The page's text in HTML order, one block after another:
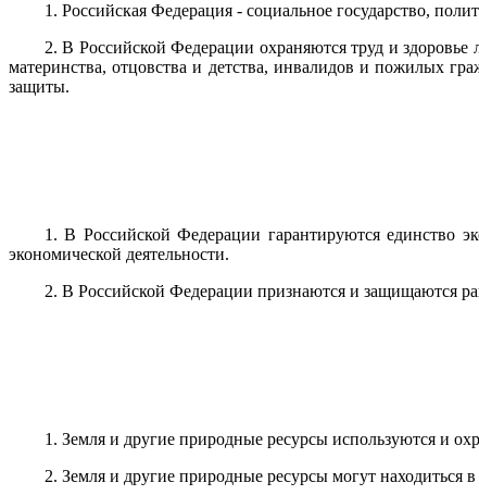
1. Российская Федерация - социальное государство,
2. В Российской Федерации охраняются труд и здоровье
материнства, отцовства и детства, инвалидов и пожилых
защиты.
1. В Российской Федерации гарантируются единство
экономической деятельности.
2. В Российской Федерации признаются и защищаются
1. Земля и другие природные ресурсы используются и
2. Земля и другие природные ресурсы могут